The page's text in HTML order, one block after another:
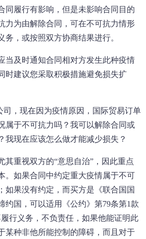
履行有影响，但是未影响合同目的
力为由解除合同，可在不可抗力情形
务，或按照双方协商结果进行。
及时通知合同相对方发生此种疫情
时建议您采取积极措施避免损失扩
，现在因为疫情原因，国际贸易订单
属于不可抗力吗？我可以解除合同或
我现在应该怎么做才能减少损失？
重视双方的“意思自治”，因此重点
。如果合同中约定重大疫情属于不可
如果没有约定，而买方是《联合国国
约国，可以适用《公约》第79条第1款
行义务，不负责任，如果他能证明此
某种非他所能控制的障碍，而且对于